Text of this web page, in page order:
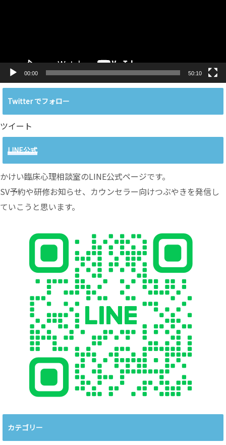
00:00 50:10
Twitter でフォロー
ツイート
LINE公式
かけい臨床心理相談室のLINE公式ページです。
SV予約や研修お知らせ、カウンセラー向けつぶやきを発信し
ていこうと思います。
カテゴリー